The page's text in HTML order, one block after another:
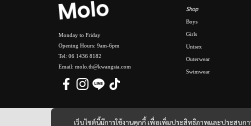
เว็บไซต์นี้มีการใช้งานคุกกี้ เพื่อเพิ่มประสิทธิภาพและประสบก
Monday to Friday
Opening Hours: 9am-6pm
Tel: 06 1436 8182
Email: molo.th@kwangsia.com
Shop
Boys
Girls
Unisex
Outerwear
Swimwear